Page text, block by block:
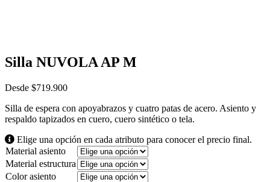
Silla NUVOLA AP M
Desde $719.900
Silla de espera con apoyabrazos y cuatro patas de acero. Asiento y
respaldo tapizados en cuero, cuero sintético o tela.
Elige una opción en cada atributo para conocer el precio final.
Material asiento
Material estructura
Color asiento